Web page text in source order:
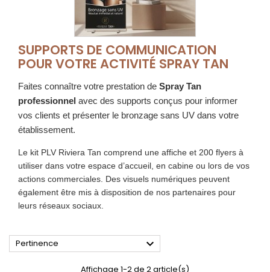
SUPPORTS DE COMMUNICATION
POUR VOTRE ACTIVITÉ SPRAY TAN
Faites connaître votre prestation de Spray Tan
professionnel avec des supports conçus pour informer
vos clients et présenter le bronzage sans UV dans votre
établissement.
Le kit PLV Riviera Tan comprend une affiche et 200 flyers à
utiliser dans votre espace d’accueil, en cabine ou lors de vos
actions commerciales. Des visuels numériques peuvent
également être mis à disposition de nos partenaires pour
leurs réseaux sociaux.
Pertinence 
Affichage 1-2 de 2 article(s)